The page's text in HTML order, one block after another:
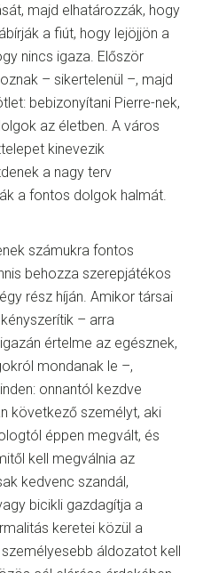
majd elhatározzák, hogy
a fiút, hogy lejöjjön a
nincs igaza. Először
– sikertelenül –, majd
bebizonyítani Pierre-nek,
az életben. A város
kinevezik
a nagy terv
a fontos dolgok halmát.
számukra fontos
behozza szerepjátékos
rész híján. Amikor társai
– arra
értelme az egésznek,
mondanak le –,
onnantól kezdve
következő személyt, aki
éppen megvált, és
kell megválnia az
kedvenc szandál,
bicikli gazdagítja a
keretei közül a
áldozatot kell